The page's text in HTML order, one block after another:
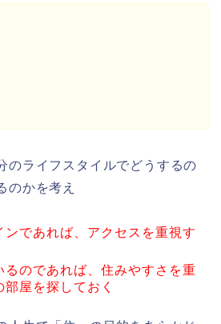
のライフスタイルでどうするの
のかを考え
ンであれば、アクセスを重視す
るのであれば、住みやすさを重
屋を探しておく